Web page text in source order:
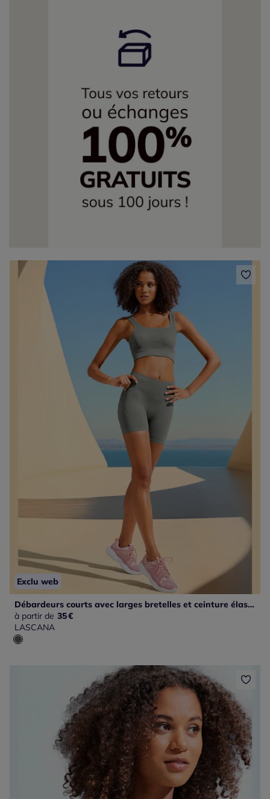
Exclu web
Débardeurs courts avec larges bretelles et ceinture élastique
à partir de 35€
LASCANA